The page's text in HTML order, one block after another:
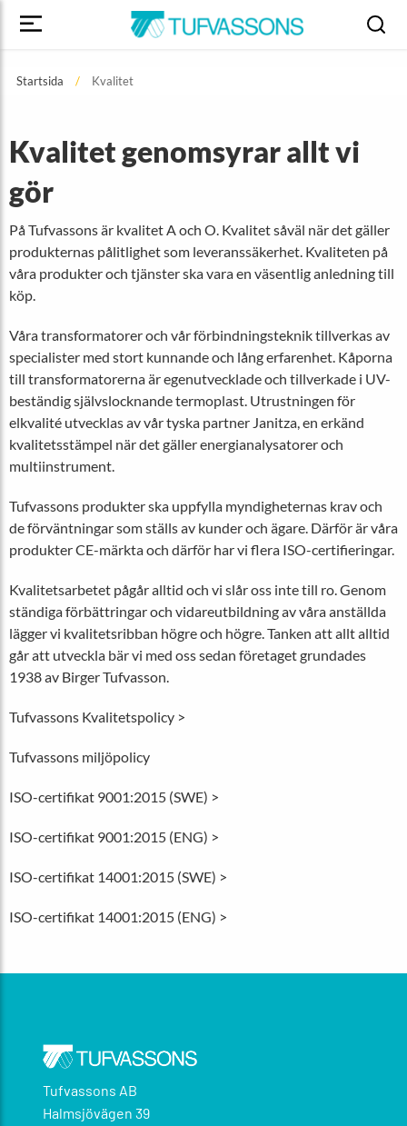
Startsida Kvalitet
Kvalitet genomsyrar allt vi
gör
På Tufvassons är kvalitet A och O. Kvalitet såväl när det gäller
produkternas pålitlighet som leveranssäkerhet. Kvaliteten på
våra produkter och tjänster ska vara en väsentlig anledning till
köp.
Våra transformatorer och vår förbindningsteknik tillverkas av
specialister med stort kunnande och lång erfarenhet. Kåporna
till transformatorerna är egenutvecklade och tillverkade i UV-
beständig självslocknande termoplast. Utrustningen för
elkvalité utvecklas av vår tyska partner Janitza, en erkänd
kvalitetsstämpel när det gäller energianalysatorer och
multiinstrument.
Tufvassons produkter ska uppfylla myndigheternas krav och
de förväntningar som ställs av kunder och ägare. Därför är våra
produkter CE-märkta och därför har vi flera ISO-certifieringar.
Kvalitetsarbetet pågår alltid och vi slår oss inte till ro. Genom
ständiga förbättringar och vidareutbildning av våra anställda
lägger vi kvalitetsribban högre och högre. Tanken att allt alltid
går att utveckla bär vi med oss sedan företaget grundades
1938 av Birger Tufvasson.
Tufvassons Kvalitetspolicy >
Tufvassons miljöpolicy
ISO-certifikat 9001:2015 (SWE) >
ISO-certifikat 9001:2015 (ENG) >
ISO-certifikat 14001:2015 (SWE) >
ISO-certifikat 14001:2015 (ENG) >
Tufvassons AB
Halmsjövägen 39